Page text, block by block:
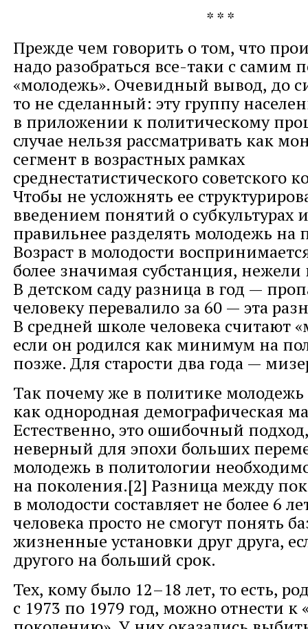
* * *
Прежде чем говорить о том, что
надо разобраться все-таки с самим
«молодежь». Очевидный вывод, до
то не сделанный: эту группу
в приложении к политическому
случае нельзя рассматривать как
сегмент в возрастных рамках
среднестатистического советского
Чтобы не усложнять ее
введением понятий о субкультурах
правильнее разделять молодежь на
Возраст в молодости
более значимая субстанция, нежели
В детском саду разница в год —
человеку перевалило за 60 — эта
В средней школе человека считают
если он родился как минимум на
позже. Для старости два года —
Так почему же в политике молодежь
как однородная демографическая
Естественно, это ошибочный
неверный для эпохи больших
молодежь в политологии
на поколения.[2] Разница между
в молодости составляет не более 6
человека просто не смогут понять
жизненные установки друг друга,
другого на больший срок.
Тех, кому было 12–18 лет, то есть,
с 1973 по 1979 год, можно отнести к